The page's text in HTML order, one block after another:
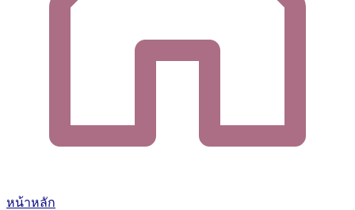
หน้าหลัก